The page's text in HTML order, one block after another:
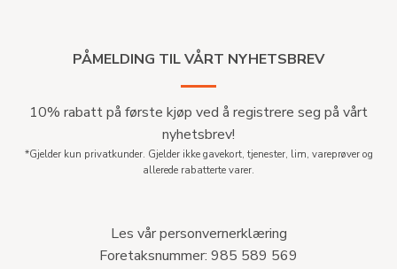
PÅMELDING TIL VÅRT NYHETSBREV
10% rabatt på første kjøp ved å registrere seg på vårt
nyhetsbrev!
*Gjelder kun privatkunder. Gjelder ikke gavekort, tjenester, lim, vareprøver og
allerede rabatterte varer.
Les vår personvernerklæring
Foretaksnummer: 985 589 569